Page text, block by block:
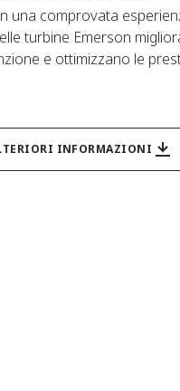
una comprovata
turbine Emerson
e ottimizzano le
INFORMAZIONI